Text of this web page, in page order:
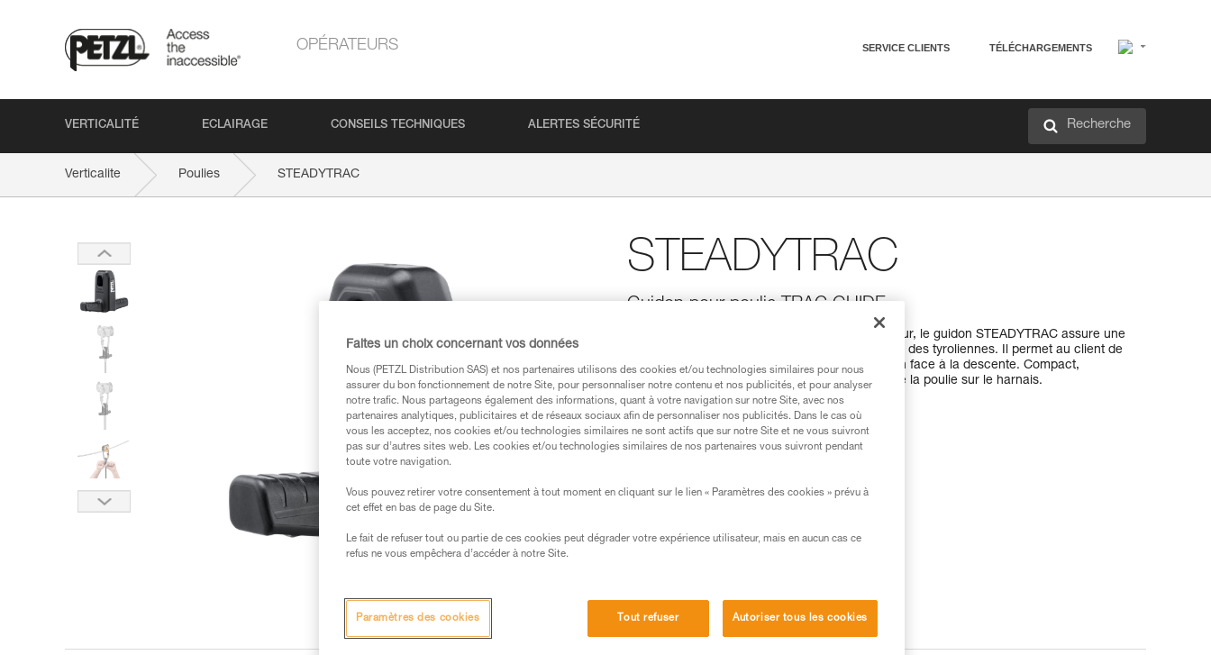
OPÉRATEURS SERVICE CLIENTS TÉLÉCHARGEMENTS
VERTICALITÉ ECLAIRAGE CONSEILS TECHNIQUES ALERTES SÉCURITÉ Recherche
Verticalite Poulies STEADYTRAC
STEADYTRAC
Guidon pour poulie TRAC GUIDE
Conçu pour les parcours acrobatiques en hauteur, le guidon STEADYTRAC assure une
bonne préhension de la poulie TRAC GUIDE lors des tyroliennes. Il permet au client de
positionner ses mains et de conserver la position face à la descente. Compact,
STEADYTRAC permet un rangement optimisé de la poulie sur le harnais.
Trouvez un revendeur
Faites un choix concernant vos données
Nous (PETZL Distribution SAS) et nos partenaires utilisons des cookies et/ou technologies similaires pour nous
assurer du bon fonctionnement de notre Site, pour personnaliser notre contenu et nos publicités, et pour analyser
notre trafic. Nous partageons également des informations, quant à votre navigation sur notre Site, avec nos
partenaires analytiques, publicitaires et de réseaux sociaux afin de personnaliser nos publicités. Dans le cas où
vous les acceptez, nos cookies et/ou technologies similaires ne sont actifs que sur notre Site et ne vous suivront
pas sur d’autres sites web. Les cookies et/ou technologies similaires de nos partenaires vous suivront pendant
toute votre navigation.
Vous pouvez retirer votre consentement à tout moment en cliquant sur le lien « Paramètres des cookies » prévu à
cet effet en bas de page du Site.
Le fait de refuser tout ou partie de ces cookies peut dégrader votre expérience utilisateur, mais en aucun cas ce
refus ne vous empêchera d’accéder à notre Site.
Tout refuser Autoriser tous les cookies
Paramètres des cookies